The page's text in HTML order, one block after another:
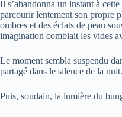
Il s’abandonna un instant à
parcourir lentement son propre
ombres et des éclats de peau
imagination comblait les vides
Le moment sembla suspendu
partagé dans le silence de la nuit.
Puis, soudain, la lumière du